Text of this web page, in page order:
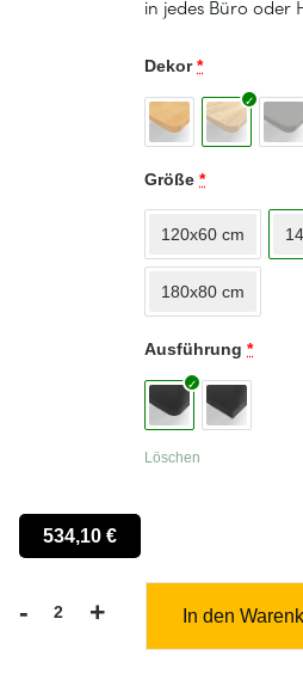
in jedes Büro oder
Dekor*
Größe *
120x60 cm
180x80 cm
Ausführung *
Löschen
534,10 €
-
Schreibtischkonfigurator
+ In den